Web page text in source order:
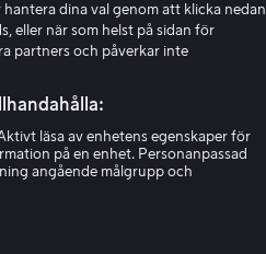
dina val genom att klicka nedan,
eller när som helst på sidan för
partners och påverkar inte
läsa av enhetens egenskaper för
på en enhet. Personanpassad
angående målgrupp och